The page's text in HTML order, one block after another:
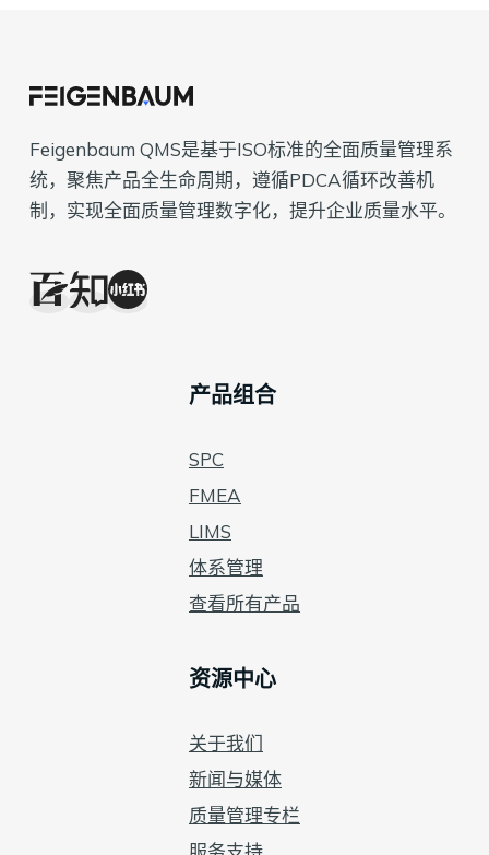
Feigenbaum QMS是基于ISO标准的全面质量管理系
统，聚焦产品全生命周期，遵循PDCA循环改善机
制，实现全面质量管理数字化，提升企业质量水平。
产品组合
SPC
FMEA
LIMS
体系管理
查看所有产品
资源中心
关于我们
新闻与媒体
质量管理专栏